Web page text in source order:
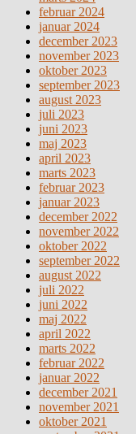
februar 2024
januar 2024
december 2023
november 2023
oktober 2023
september 2023
august 2023
juli 2023
juni 2023
maj 2023
april 2023
marts 2023
februar 2023
januar 2023
december 2022
november 2022
oktober 2022
september 2022
august 2022
juli 2022
juni 2022
maj 2022
april 2022
marts 2022
februar 2022
januar 2022
december 2021
november 2021
oktober 2021